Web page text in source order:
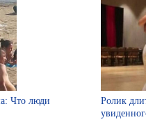
Что люди
Ролик